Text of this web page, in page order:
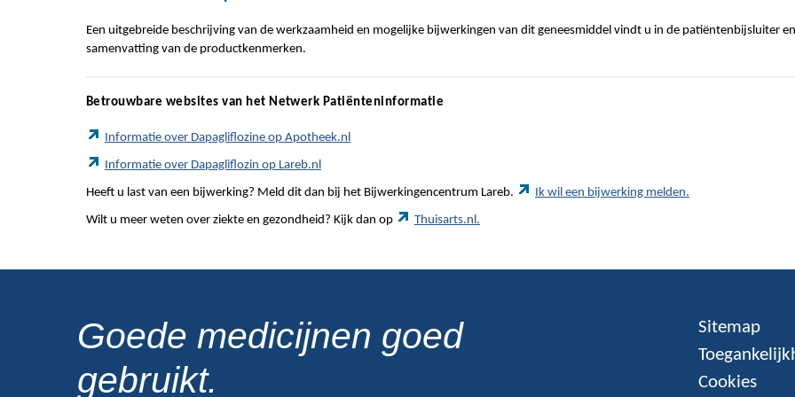
Een uitgebreide beschrijving van de werkzaamheid en mogelijke bijwerkingen van dit geneesmiddel vindt u in de patiëntenbijsluiter en
samenvatting van de productkenmerken.
Betrouwbare websites van het Netwerk Patiënteninformatie
Informatie over Dapagliflozine op Apotheek.nl
Informatie over Dapagliflozin op Lareb.nl
Heeft u last van een bijwerking? Meld dit dan bij het Bijwerkingencentrum Lareb. Ik wil een bijwerking melden.
Wilt u meer weten over ziekte en gezondheid? Kijk dan op Thuisarts.nl.
Goede medicijnen goed
gebruikt.
Sitemap
Cookies